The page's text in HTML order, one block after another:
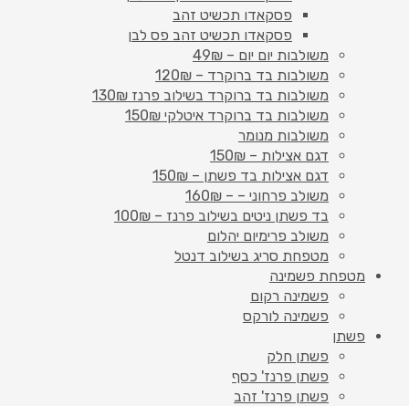
פסקאדו תכשיט זהב
פסקאדו תכשיט זהב פס לבן
משולבות יום יום – 49₪
משולבות בד ברוקרד – 120₪
משולבות בד ברוקרד בשילוב פרנז 130₪
משולבות בד ברוקרד איטלקי 150₪
משולבות מנומר
דגם אצילות – 150₪
דגם אצילות בד פשתן – 150₪
משולב פרחוני – – 160₪
בד פשתן ניטים בשילוב פרנז – 100₪
משולב פרימיום יהלום
מטפחת סריג בשילוב דנטל
מטפחת פשמינה
פשמינה רקום
פשמינה לורקס
פשתן
פשתן חלק
פשתן פרנז' כסף
פשתן פרנז' זהב